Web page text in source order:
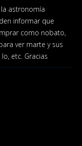
astronomía
informar que
como nobato,
ver marte y sus
etc. Gracias